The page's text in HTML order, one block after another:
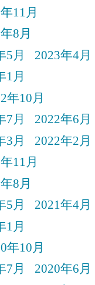
11月
8月
5月
2023年4月
1月
年10月
7月
2022年6月
3月
2022年2月
11月
8月
5月
2021年4月
1月
年10月
7月
2020年6月